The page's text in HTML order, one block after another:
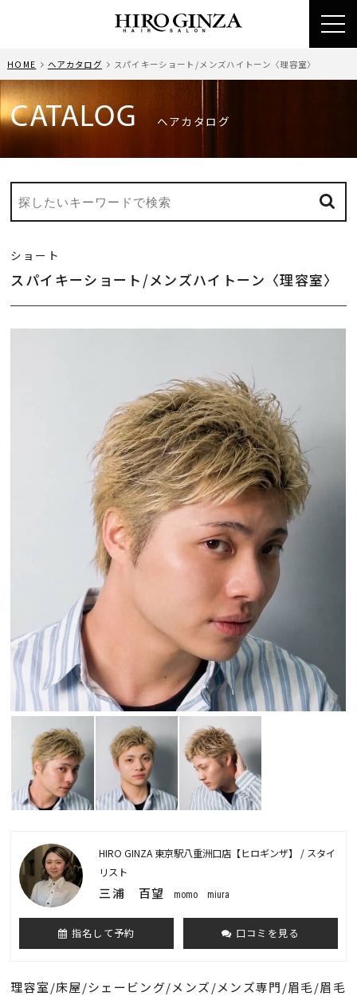
HOME ヘアカタログ スパイキーショート/メンズハイトーン〈理容室〉
CATALOG ヘアカタログ
ショート
スパイキーショート/メンズハイトーン〈理容室〉
HIRO GINZA 東京駅八重洲口店【ヒロギンザ】 / スタイ
リスト
三浦 百望 momo miura
指名して予約 口コミを見る
理容室/床屋/シェービング/メンズ/メンズ専門/眉毛/眉毛